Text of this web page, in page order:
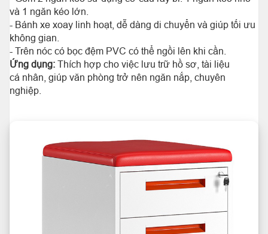
và 1 ngăn kéo lớn.
- Bánh xe xoay linh hoạt, dễ dàng di chuyển và giúp tối ưu
không gian.
- Trên nóc có bọc đệm PVC có thể ngồi lên khi cần.
Ứng dụng: Thích hợp cho việc lưu trữ hồ sơ, tài liệu
cá nhân, giúp văn phòng trở nên ngăn nắp, chuyên
nghiệp.